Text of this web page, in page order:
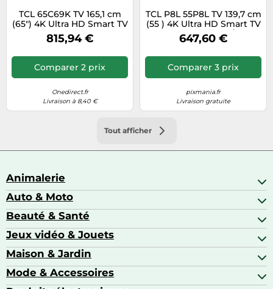
TCL 65C69K TV 165,1 cm
(65") 4K Ultra HD Smart TV
Wifi Métallique
815,94 €
Comparer 2 prix
Onedirect.fr
Livraison à 8,40 €
TCL P8L 55P8L TV 139,7 cm
(55 ) 4K Ultra HD Smart TV
Wifi Noir 450 cd/m²
647,60 €
Comparer 3 prix
pixmania.fr
Livraison gratuite
Tout afficher
Animalerie
Abris pour animaux sauvages
Aquariophilie
Colliers GPS
Matériel orthopédique pour animaux
Auto & Moto
Accessoires auto
Attelage & portage
Autoradios
Casques moto
Beauté & Santé
Alimentation bébé
Amour & contraception
Appareils de coiffure
Brosses à dents électriques
Jeux vidéo & Jouets
Accessoires de gaming
Consoles de jeux
Drones
Maison & Jardin
Ameublement
Mode & Accessoires